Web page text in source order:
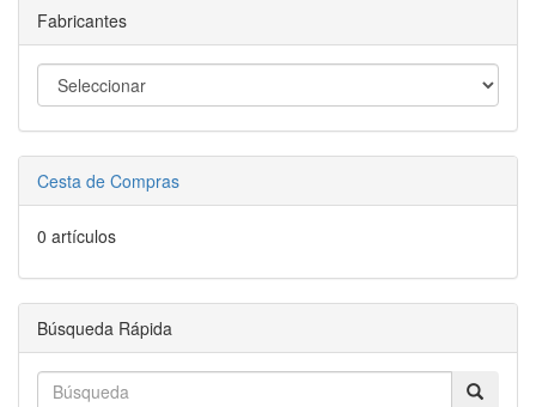
Fabricantes
Cesta de Compras
0 artículos
Búsqueda Rápida